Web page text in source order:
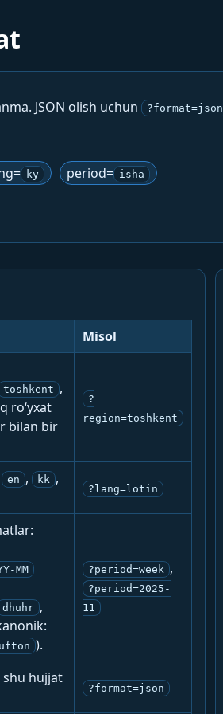
JSON olish uchun ?format=json
ky period= isha
Misol
toshkent ,
ro‘yxat
bilan bir
?
region=toshkent
en , kk ,
?lang=lotin
MM
dhuhr ,
).
?period=week ,
?period=2025-
11
hujjat
?format=json